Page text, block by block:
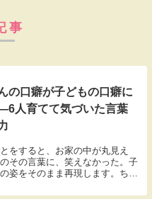
事
の口癖が子どもの口癖に
人育てて気づいた言葉
をすると、お家の中が丸見え
その言葉に、笑えなかった。子
姿をそのまま再現します。ちょ